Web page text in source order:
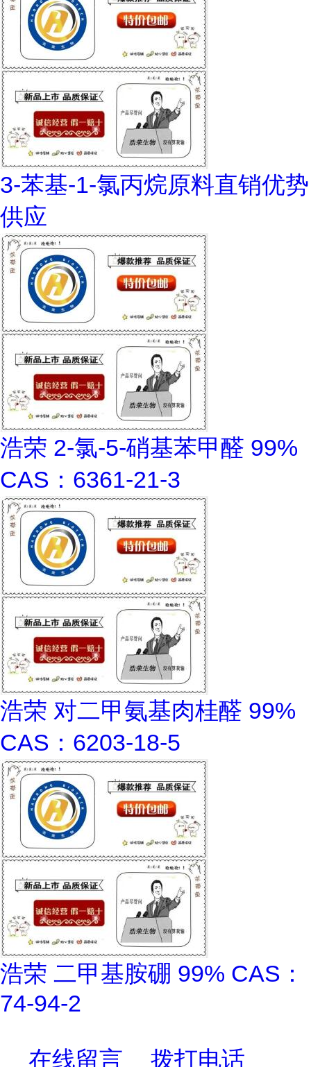
3-苯基-1-氯丙烷原料直销优势
供应
浩荣 2-氯-5-硝基苯甲醛 99%
CAS：6361-21-3
浩荣 对二甲氨基肉桂醛 99%
CAS：6203-18-5
浩荣 二甲基胺硼 99% CAS：
74-94-2
在线留言 拨打电话